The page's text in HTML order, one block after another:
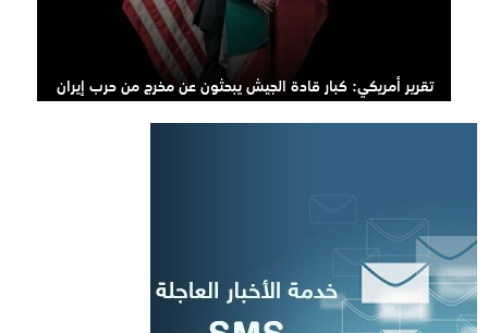
تقرير أمريكي: كبار قادة الجيش يبحثون عن مخرج من حرب إيران